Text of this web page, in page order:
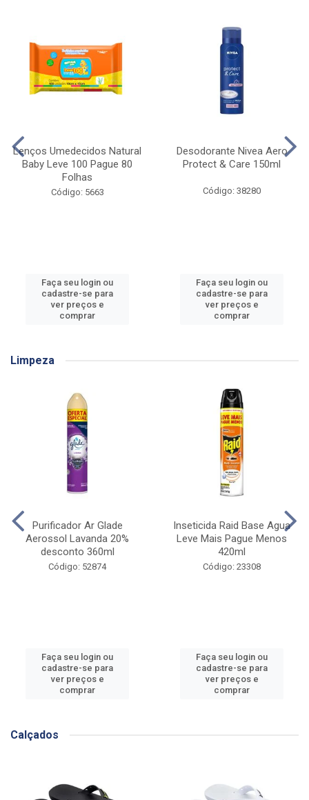
Lenços Umedecidos Natural
Baby Leve 100 Pague 80
Folhas
Código: 5663
Faça seu login ou
cadastre-se para
ver preços e
comprar
Desodorante Nivea Aero
Protect & Care 150ml
Código: 38280
Faça seu login ou
cadastre-se para
ver preços e
comprar
Limpeza
Purificador Ar Glade
Aerossol Lavanda 20%
desconto 360ml
Código: 52874
Faça seu login ou
cadastre-se para
ver preços e
comprar
Inseticida Raid Base Agua
Leve Mais Pague Menos
420ml
Código: 23308
Faça seu login ou
cadastre-se para
ver preços e
comprar
Calçados